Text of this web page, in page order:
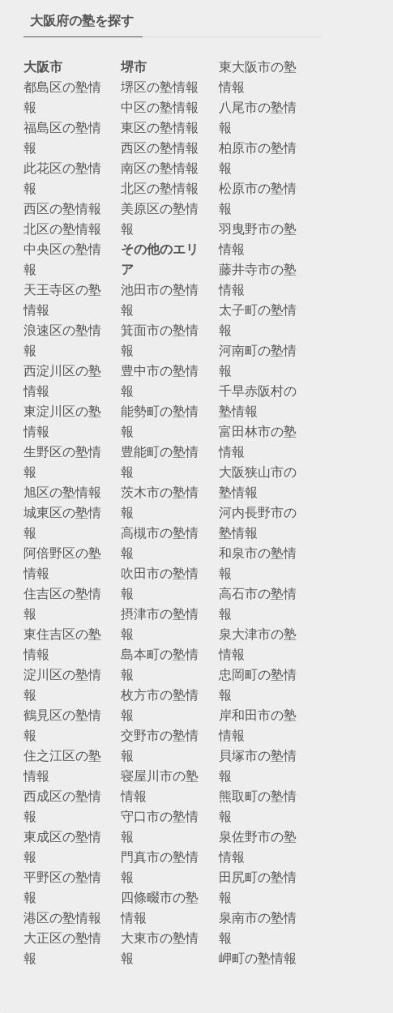
大阪府の塾を探す
大阪市
都島区の塾情
報
福島区の塾情
報
此花区の塾情
報
西区の塾情報
北区の塾情報
中央区の塾情
報
天王寺区の塾
情報
浪速区の塾情
報
西淀川区の塾
情報
東淀川区の塾
情報
生野区の塾情
報
旭区の塾情報
城東区の塾情
報
阿倍野区の塾
情報
住吉区の塾情
報
東住吉区の塾
情報
淀川区の塾情
報
鶴見区の塾情
報
住之江区の塾
情報
西成区の塾情
報
東成区の塾情
報
平野区の塾情
報
港区の塾情報
大正区の塾情
報
堺市
堺区の塾情報
中区の塾情報
東区の塾情報
西区の塾情報
南区の塾情報
北区の塾情報
美原区の塾情
報
その他のエリ
ア
池田市の塾情
報
箕面市の塾情
報
豊中市の塾情
報
能勢町の塾情
報
豊能町の塾情
報
茨木市の塾情
報
高槻市の塾情
報
吹田市の塾情
報
摂津市の塾情
報
島本町の塾情
報
枚方市の塾情
報
交野市の塾情
報
寝屋川市の塾
情報
守口市の塾情
報
門真市の塾情
報
四條畷市の塾
情報
大東市の塾情
報
東大阪市の塾
情報
八尾市の塾情
報
柏原市の塾情
報
松原市の塾情
報
羽曳野市の塾
情報
藤井寺市の塾
情報
太子町の塾情
報
河南町の塾情
報
千早赤阪村の
塾情報
富田林市の塾
情報
大阪狭山市の
塾情報
河内長野市の
塾情報
和泉市の塾情
報
高石市の塾情
報
泉大津市の塾
情報
忠岡町の塾情
報
岸和田市の塾
情報
貝塚市の塾情
報
熊取町の塾情
報
泉佐野市の塾
情報
田尻町の塾情
報
泉南市の塾情
報
岬町の塾情報